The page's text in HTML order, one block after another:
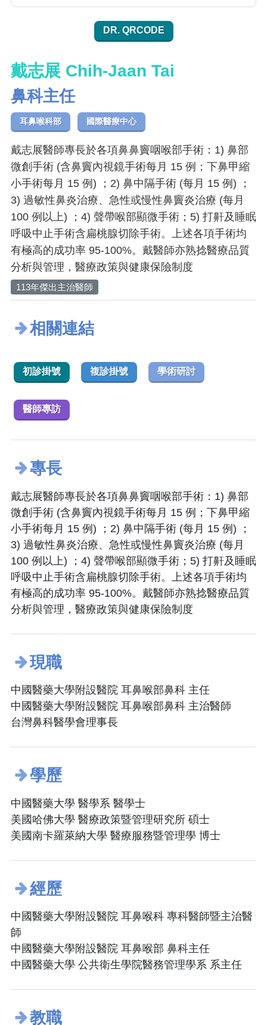
DR. QRCODE
戴志展 Chih-Jaan Tai
鼻科主任
耳鼻喉科部 國際醫療中心
戴志展醫師專長於各項鼻鼻竇咽喉部手術：1) 鼻部
微創手術 (含鼻竇內視鏡手術每月 15 例；下鼻甲縮
小手術每月 15 例) ；2) 鼻中隔手術 (每月 15 例) ；
3) 過敏性鼻炎治療、急性或慢性鼻竇炎治療 (每月
100 例以上) ；4) 聲帶喉部顯微手術；5) 打鼾及睡眠
呼吸中止手術含扁桃腺切除手術。上述各項手術均
有極高的成功率 95-100%。戴醫師亦熟捻醫療品質
分析與管理，醫療政策與健康保險制度
113年傑出主治醫師
相關連結
初診掛號 複診掛號 學術研討
醫師專訪
專長
戴志展醫師專長於各項鼻鼻竇咽喉部手術：1) 鼻部
微創手術 (含鼻竇內視鏡手術每月 15 例；下鼻甲縮
小手術每月 15 例) ；2) 鼻中隔手術 (每月 15 例) ；
3) 過敏性鼻炎治療、急性或慢性鼻竇炎治療 (每月
100 例以上) ；4) 聲帶喉部顯微手術；5) 打鼾及睡眠
呼吸中止手術含扁桃腺切除手術。上述各項手術均
有極高的成功率 95-100%。戴醫師亦熟捻醫療品質
分析與管理，醫療政策與健康保險制度
現職
中國醫藥大學附設醫院 耳鼻喉部鼻科 主任
中國醫藥大學附設醫院 耳鼻喉部鼻科 主治醫師
台灣鼻科醫學會理事長
學歷
中國醫藥大學 醫學系 醫學士
美國哈佛大學 醫療政策暨管理研究所 碩士
美國南卡羅萊納大學 醫療服務暨管理學 博士
經歷
中國醫藥大學附設醫院 耳鼻喉科 專科醫師暨主治醫
師
中國醫藥大學附設醫院 耳鼻喉部 鼻科主任
中國醫藥大學 公共衛生學院醫務管理學系 系主任
教職